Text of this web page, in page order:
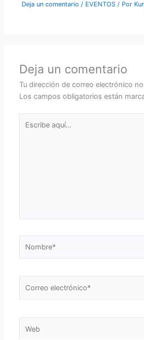
Deja un comentario / EVENTOS / Por
Deja un comentario
Tu dirección de correo electrónico
Los campos obligatorios están